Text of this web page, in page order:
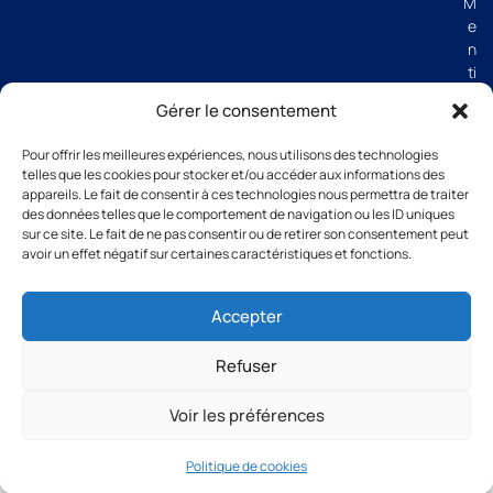
Gérer le consentement
Pour offrir les meilleures expériences, nous utilisons des technologies
telles que les cookies pour stocker et/ou accéder aux informations des
appareils. Le fait de consentir à ces technologies nous permettra de traiter
des données telles que le comportement de navigation ou les ID uniques
sur ce site. Le fait de ne pas consentir ou de retirer son consentement peut
avoir un effet négatif sur certaines caractéristiques et fonctions.
Accepter
Refuser
Voir les préférences
Politique de cookies
e
n
ti
g
e
G
All rights reserved Groupe Thibaut 2026
Designed and created by Thomas Michonneau